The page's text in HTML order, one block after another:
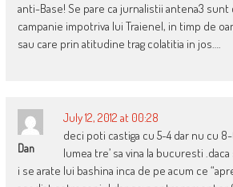
anti-Base! Se pare ca jurnalistii antena3 sunt
campanie impotriva lui Traienel, in timp de
sau care prin atitudine trag colatitia in jos….
Dan
July 12, 2012 at 00:28
deci poti castiga cu 5-4 dar nu cu
lumea tre’ sa vina la bucuresti
i se arate lui bashina inca de pe acum ce